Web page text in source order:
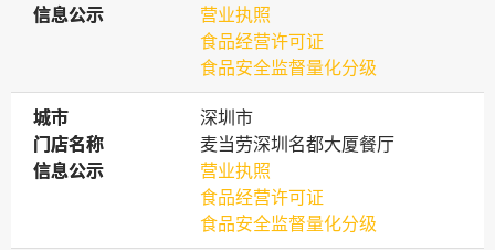
信息公示
信息公示
营业执照
食品经营许可证
食品安全监督量化分级
城市
城市
深圳市
门店名称
门店名称
麦当劳深圳名都大厦餐厅
信息公示
信息公示
营业执照
食品经营许可证
食品安全监督量化分级